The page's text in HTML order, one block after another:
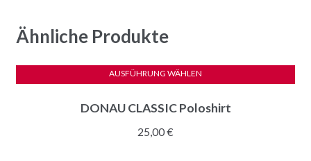
Ähnliche Produkte
DONAU CLASSIC Poloshirt
25,00€
AUSFÜHRUNG WÄHLEN
Produkt
weist